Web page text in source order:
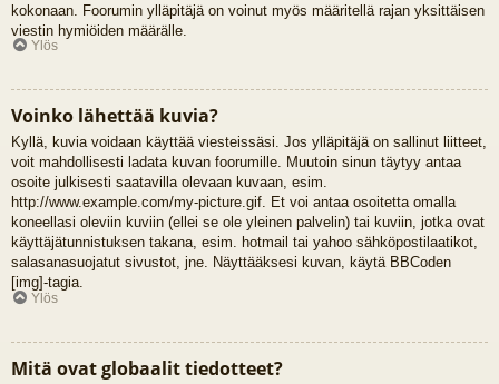
kokonaan. Foorumin ylläpitäjä on voinut myös määritellä rajan yksittäisen
viestin hymiöiden määrälle.
Ylös
Voinko lähettää kuvia?
Kyllä, kuvia voidaan käyttää viesteissäsi. Jos ylläpitäjä on sallinut liitteet,
voit mahdollisesti ladata kuvan foorumille. Muutoin sinun täytyy antaa
osoite julkisesti saatavilla olevaan kuvaan, esim.
http://www.example.com/my-picture.gif. Et voi antaa osoitetta omalla
koneellasi oleviin kuviin (ellei se ole yleinen palvelin) tai kuviin, jotka ovat
käyttäjätunnistuksen takana, esim. hotmail tai yahoo sähköpostilaatikot,
salasanasuojatut sivustot, jne. Näyttääksesi kuvan, käytä BBCoden
[img]-tagia.
Ylös
Mitä ovat globaalit tiedotteet?